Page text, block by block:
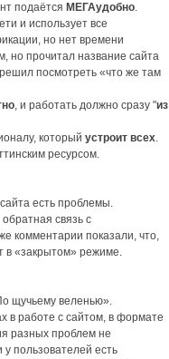
подаётся МЕГАудобно.
и использует все
но нет времени
но прочитал название сайта
посмотреть «что же там
, и работать должно сразу "из
который устроит всех.
ресурсом.
есть проблемы.
связь с
комментарии показали, что,
в «закрытом» режиме.
щучьему веленью».
в работе с сайтом, в формате
разных проблем не
пользователей есть